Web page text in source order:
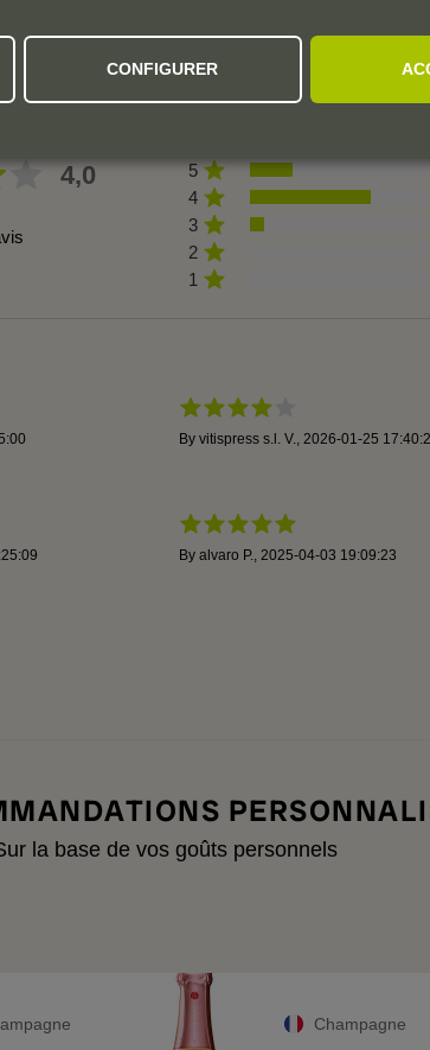
DE LA COMMUNAUTÉ
4,0 5
4
3
2
1
By vitispress s.l. V., 2026-01-25
By alvaro P., 2025-04-03 19:09:23
la base de vos goûts personnels
Champagne
CONFIGURER